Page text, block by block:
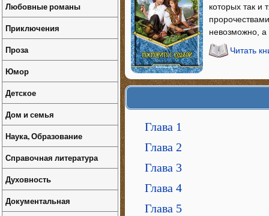
которых так и
невозможно, а
Читать
Глава 1
Глава 2
Глава 3
Глава 4
Глава 5
Любовные романы
Приключения
Проза
Юмор
Детское
Дом и семья
Наука, Образование
Справочная литература
Духовность
Документальная